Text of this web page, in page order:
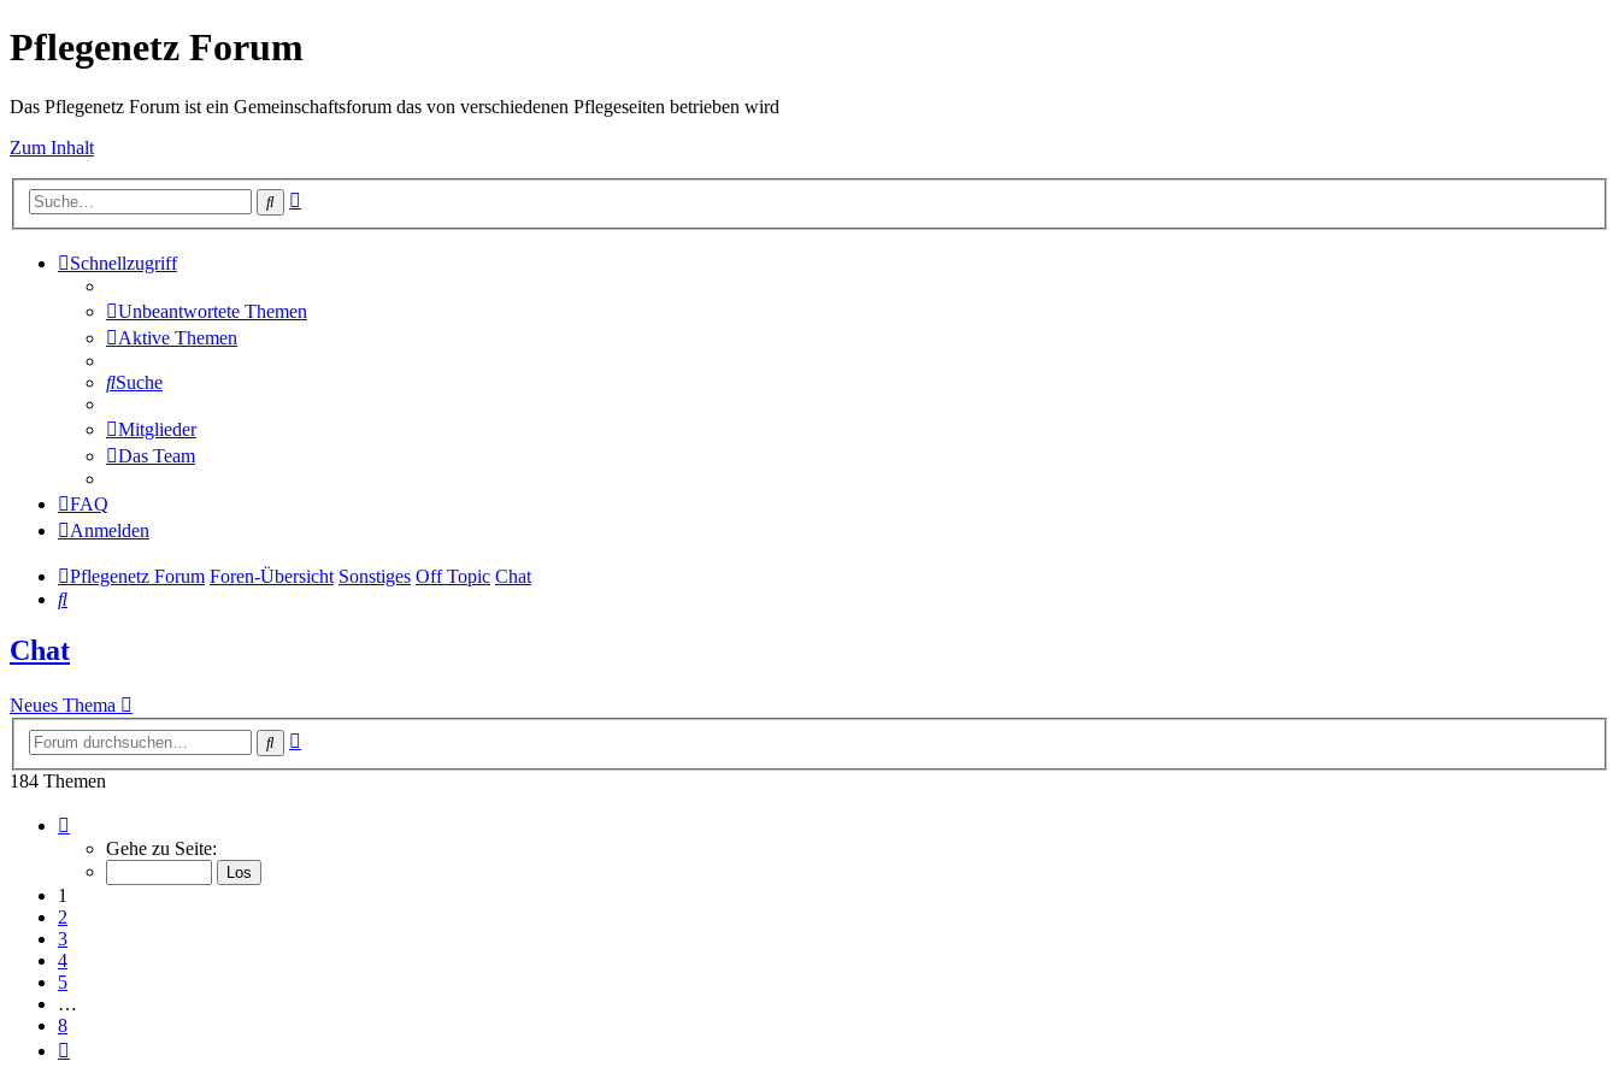
Pflegenetz Forum
Das Pflegenetz Forum ist ein Gemeinschaftsforum das von verschiedenen Pflegeseiten betrieben wird
Zum Inhalt
Suche
Schnellzugriff
Unbeantwortete Themen
Aktive Themen
Suche
Mitglieder
Das Team
FAQ
Anmelden
Pflegenetz Forum Foren-Übersicht Sonstiges Off Topic Chat
Suche
Chat
Neues Thema
Suche
184 Themen
von
Gehe zu Seite:
1
2
3
4
5
…
8